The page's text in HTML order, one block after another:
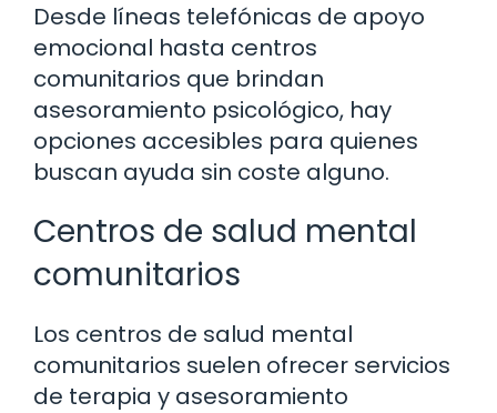
Desde líneas telefónicas de apoyo
emocional hasta centros
comunitarios que brindan
asesoramiento psicológico, hay
opciones accesibles para quienes
buscan ayuda sin coste alguno.
Centros de salud mental
comunitarios
Los centros de salud mental
comunitarios suelen ofrecer servicios
de terapia y asesoramiento